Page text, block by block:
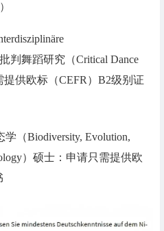
判舞蹈研究（Critical Dance
提供欧标（CEFR）B2级别证
（Biodiversity, Evolution,
）硕士：申请只需提供欧